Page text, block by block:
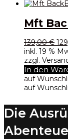
Mft
139,00€
inkl. 19 %
zzgl.
In den
auf
auf
Die